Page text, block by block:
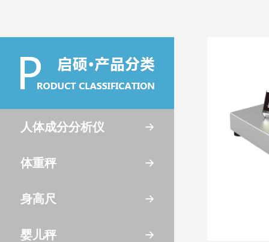
人体成分分析仪
体重秤
身高尺
婴儿秤